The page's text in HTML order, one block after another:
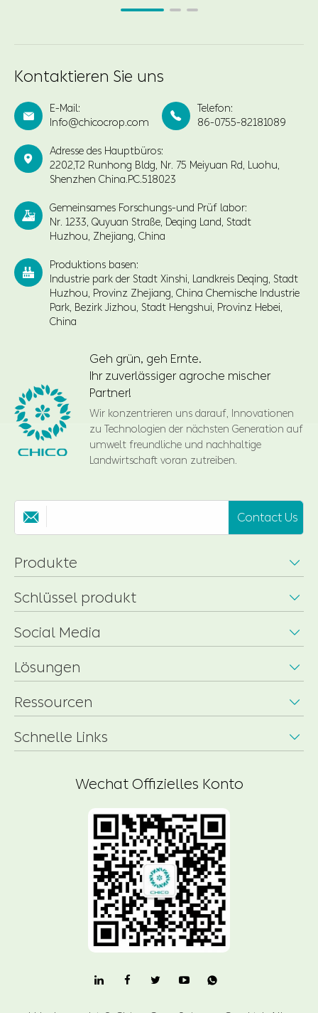
Kontaktieren Sie uns

E-Mail:
Info@chicocrop.com

Telefon:
86-0755-82181089

Adresse des Hauptbüros:
2202,T2 Runhong Bldg, Nr. 75 Meiyuan Rd, Luohu,
Shenzhen China.PC.518023

Gemeinsames Forschungs-und Prüf labor:
Nr. 1233, Quyuan Straße, Deqing Land, Stadt
Huzhou, Zhejiang, China

Produktions basen:
Industrie park der Stadt Xinshi, Landkreis Deqing, Stadt
Huzhou, Provinz Zhejiang, China Chemische Industrie
Park, Bezirk Jizhou, Stadt Hengshui, Provinz Hebei,
China
Geh grün, geh Ernte.
Ihr zuverlässiger agroche mischer
Partner!
Wir konzentrieren uns darauf, Innovationen
zu Technologien der nächsten Generation auf
umwelt freundliche und nachhaltige
Landwirtschaft voran zutreiben.
 Contact Us
Produkte 
Schlüssel produkt 
Social Media 
Lösungen 
Ressourcen 
Schnelle Links 
Wechat Offizielles Konto
